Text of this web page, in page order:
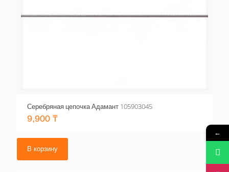
Серебряная цепочка Адамант 105903045
9,900 ₸
В корзину
←